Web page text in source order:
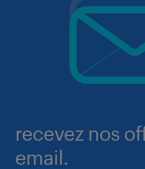
recevez nos
email.